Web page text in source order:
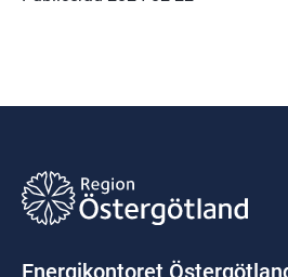
Energikontoret